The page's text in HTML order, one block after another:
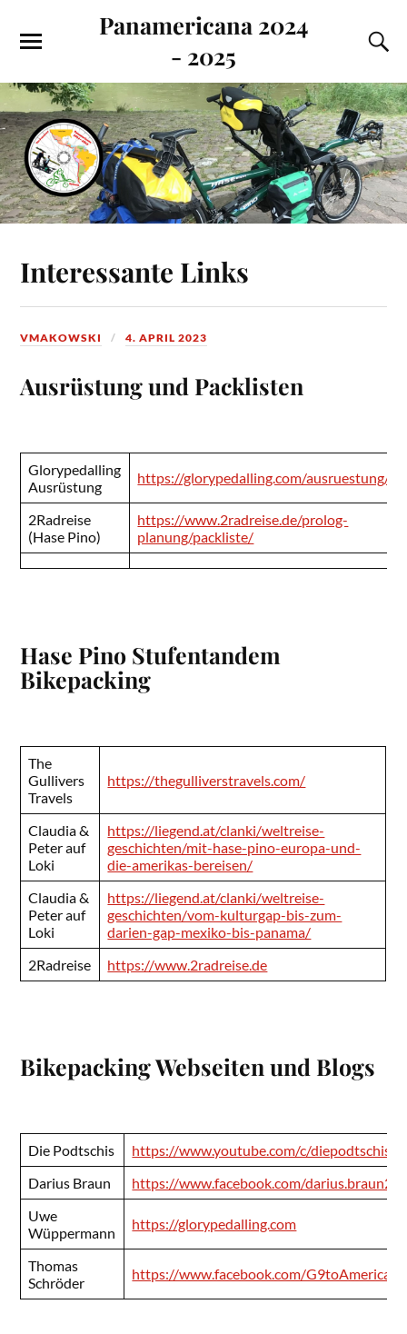
Panamericana 2024
- 2025
Interessante Links
VMAKOWSKI 4. APRIL 2023
Ausrüstung und Packlisten
Glorypedalling
Ausrüstung
https://glorypedalling.com/ausruestung/
2Radreise
(Hase Pino)
https://www.2radreise.de/prolog-
planung/packliste/
Hase Pino Stufentandem
Bikepacking
The
Gullivers
Travels
https://thegulliverstravels.com/
Claudia &
Peter auf
Loki
https://liegend.at/clanki/weltreise-
geschichten/mit-hase-pino-europa-und-
die-amerikas-bereisen/
Claudia &
Peter auf
Loki
https://liegend.at/clanki/weltreise-
geschichten/vom-kulturgap-bis-zum-
darien-gap-mexiko-bis-panama/
2Radreise
https://www.2radreise.de
Bikepacking Webseiten und Blogs
Die Podtschis
https://www.youtube.com/c/diepodtschis
Darius Braun
https://www.facebook.com/darius.braun2
Uwe
Wüppermann
https://glorypedalling.com
Thomas
Schröder
https://www.facebook.com/G9toAmerica